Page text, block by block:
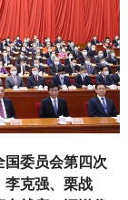
国委员会第四次
李克强、栗战